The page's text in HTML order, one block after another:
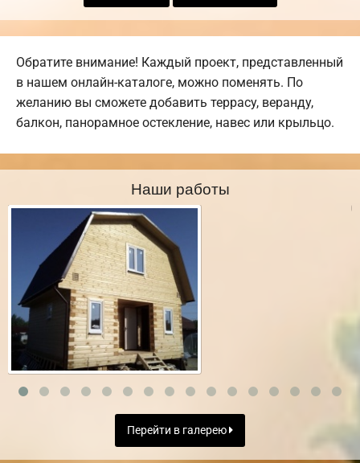
Обратите внимание! Каждый проект, представленный
в нашем онлайн-каталоге, можно поменять. По
желанию вы сможете добавить террасу, веранду,
балкон, панорамное остекление, навес или крыльцо.
Наши работы
Перейти в галерею